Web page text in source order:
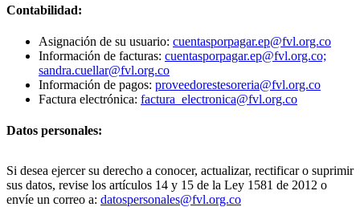
Contabilidad:
Asignación de su usuario: cuentasporpagar.ep@fvl.org.co
Información de facturas: cuentasporpagar.ep@fvl.org.co;
sandra.cuellar@fvl.org.co
Información de pagos: proveedorestesoreria@fvl.org.co
Factura electrónica: factura_electronica@fvl.org.co
Datos personales:
Si desea ejercer su derecho a conocer, actualizar, rectificar o suprimir
sus datos, revise los artículos 14 y 15 de la Ley 1581 de 2012 o
envíe un correo a: datospersonales@fvl.org.co